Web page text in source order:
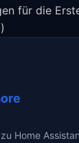
für die
Home